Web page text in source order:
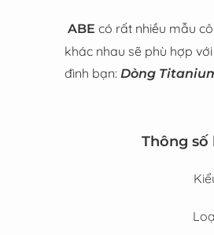
ABE có rất nhiều mẫu
khác nhau sẽ phù hợp
đình bạn: Dòng
Thông số